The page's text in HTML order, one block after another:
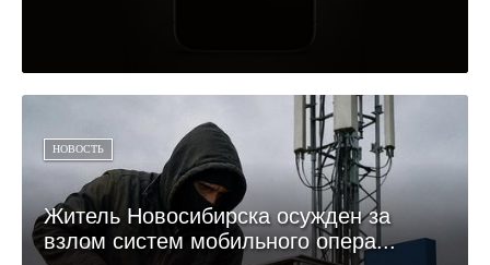
НОВОСТЬ
Житель Новосибирска осужден за
взлом систем мобильного опера...